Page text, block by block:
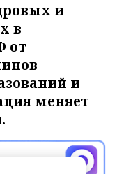
и
в
от
и
меняет